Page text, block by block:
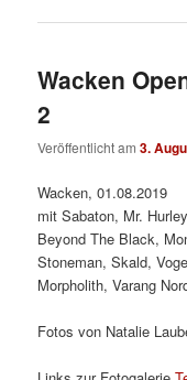
Wacken
2
Veröffentlicht am3.
Wacken, 01.08.2019
mit Sabaton, Mr.
Beyond The Black,
Stoneman, Skald,
Morpholith, Varang
Fotos von Natalie